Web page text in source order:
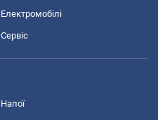
Електромобілі
Сервіс
Напої